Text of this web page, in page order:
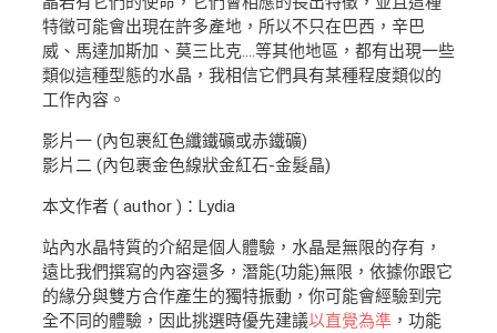
特徵可能會出現在許多產地，所以不只在巴西，辛巴
威、馬達加斯加、莫三比克….等其他地區，都有出現一些
類似這種型態的水晶，我相信它們具有某種程度類似的
工作內容。
影片一 (內包裹紅色纖鐵礦或赤鐵礦)
影片二 (內包裹金色線狀金紅石-金髮晶)
本文作者 ( author )：Lydia
站內水晶特質的介紹是個人體驗，水晶是無限的存有，
遠比我們撰寫的內容還多，潛能(功能)無限，依據你跟它
的緣分與雙方合作產生的獨特振動，你可能會經驗到完
全不同的體驗，因此挑選時優先建議以直覺為準 ，功能